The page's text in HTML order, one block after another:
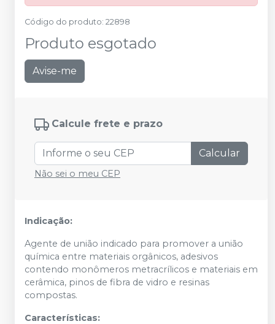
Código do produto: 22898
Produto esgotado
Avise-me
Calcule frete e prazo
Calcular
Não sei o meu CEP
Indicação:
Agente de união indicado para promover a união
química entre materiais orgânicos, adesivos
contendo monômeros metracrílicos e materiais em
cerâmica, pinos de fibra de vidro e resinas
compostas.
Características: